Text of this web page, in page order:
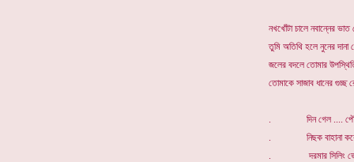
নখখোঁটা চালে নবান্নের ভাত
তুমি অতিথি হলে নুনের
জলের বদলে তোমার
তোমাকে সাজাব ধানের গুচ্ছ
. দিন গেল .... পৌষ
. নিছক বাহানা করে
. দরমার সিলিং ভেঙে